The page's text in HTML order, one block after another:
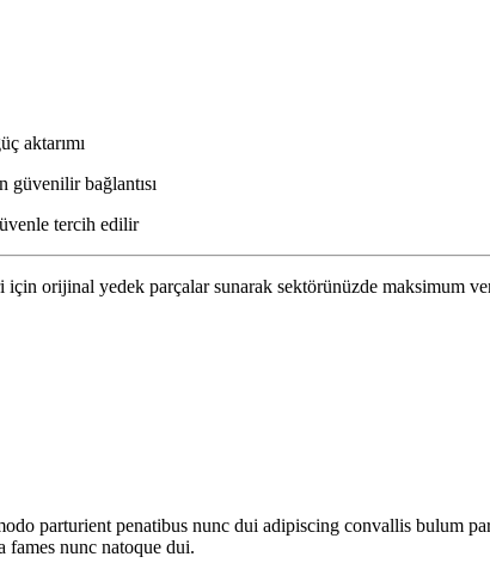
aktarımı
bağlantısı
tercih edilir
orijinal yedek parçalar sunarak sektörünüzde maksimum
parturient penatibus nunc dui adipiscing convallis bulum
fames nunc natoque dui.